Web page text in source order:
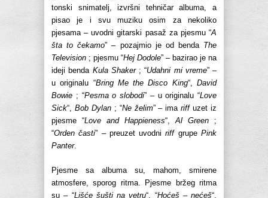
tonski snimatelj, izvršni tehničar albuma, a
pisao je i svu muziku osim za nekoliko
pjesama – uvodni gitarski pasaž za pjesmu “A
šta to čekamo” – pozajmio je od benda The
Television ; pjesmu “Hej Dodole” – bazirao je na
ideji benda Kula Shaker; “Udahni mi vreme” –
u originalu “Bring Me the Disco King“,David
Bowie ; “Pesma o slobodi” – u originalu “Love
Sick“, Bob Dylan; “Ne želim” – imariffuzet iz
pjesme “Love and Happieness“, Al Green ;
“Orden časti” – preuzet uvodniriffgrupePink
Panter.
Pjesme sa albuma su, mahom, smirene
atmosfere, sporog ritma. Pjesme bržeg ritma
su – “Lišće šušti na vetru“, “Hoćeš – nećeš“,